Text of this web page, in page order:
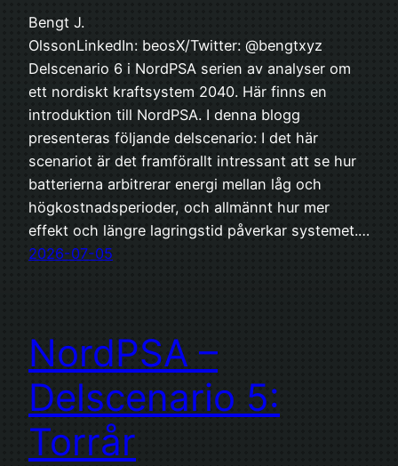
Bengt J.
OlssonLinkedIn: beosX/Twitter: @bengtxyz
Delscenario 6 i NordPSA serien av analyser om
ett nordiskt kraftsystem 2040. Här finns en
introduktion till NordPSA. I denna blogg
presenteras följande delscenario: I det här
scenariot är det framförallt intressant att se hur
batterierna arbitrerar energi mellan låg och
högkostnadsperioder, och allmännt hur mer
effekt och längre lagringstid påverkar systemet.…
2026-07-05
NordPSA –
Delscenario 5:
Torrår